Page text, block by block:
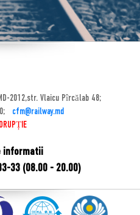
2012,str. Vlaicu Pîrcălab 48;
cfm@railway.md
informatii
33 (08.00 - 20.00)